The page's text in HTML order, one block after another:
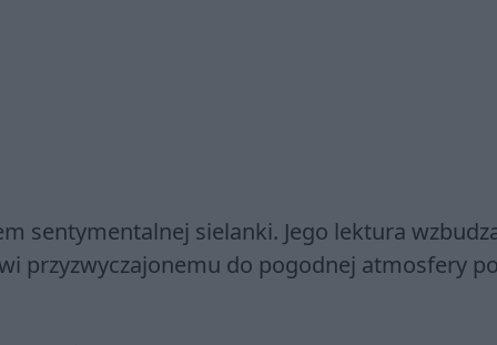
sentymentalnej sielanki. Jego lektura
przyzwyczajonemu do pogodnej atmosfery